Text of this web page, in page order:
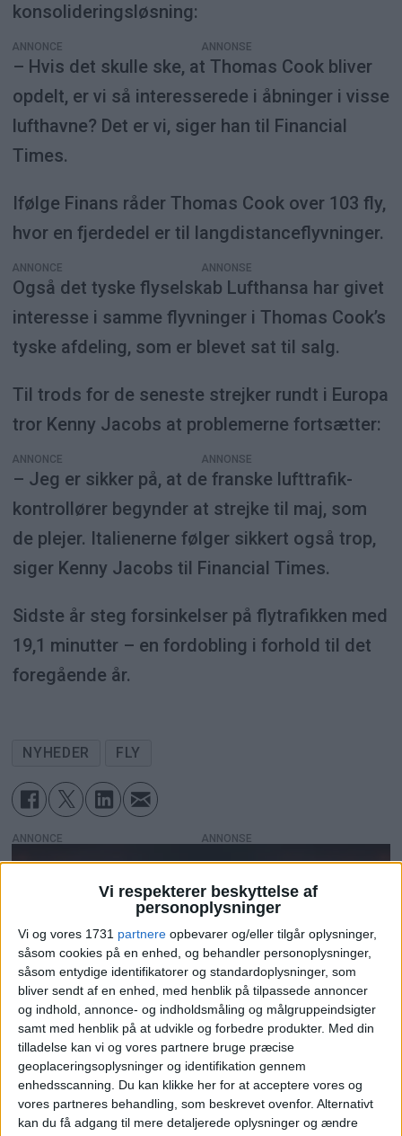
Vi respekterer beskyttelse af
personoplysninger
Vi og vores 1731 partnere opbevarer og/eller tilgår oplysninger,
såsom cookies på en enhed, og behandler personoplysninger,
såsom entydige identifikatorer og standardoplysninger, som
bliver sendt af en enhed, med henblik på tilpassede annoncer
og indhold, annonce- og indholdsmåling og målgruppeindsigter
samt med henblik på at udvikle og forbedre produkter. Med din
tilladelse kan vi og vores partnere bruge præcise
geoplaceringsoplysninger og identifikation gennem
enhedsscanning. Du kan klikke her for at acceptere vores og
vores partneres behandling, som beskrevet ovenfor. Alternativt
kan du få adgang til mere detaljerede oplysninger og ændre
konsolideringsløsning:
ANNONCE
– Hvis det skulle ske, at Thomas Cook bliver
opdelt, er vi så interesserede i åbninger i visse
lufthavne? Det er vi, siger han til Financial
Times.
Ifølge Finans råder Thomas Cook over 103 fly,
hvor en fjerdedel er til langdistanceflyvninger.
ANNONCE
Også det tyske flyselskab Lufthansa har givet
interesse i samme flyvninger i Thomas Cook’s
tyske afdeling, som er blevet sat til salg.
Til trods for de seneste strejker rundt i Europa
tror Kenny Jacobs at problemerne fortsætter:
ANNONCE
– Jeg er sikker på, at de franske lufttrafik-
kontrollører begynder at strejke til maj, som
de plejer. Italienerne følger sikkert også trop,
siger Kenny Jacobs til Financial Times.
Sidste år steg forsinkelser på flytrafikken med
19,1 minutter – en fordobling i forhold til det
foregående år.
NYHEDER FLY
ANNONCE